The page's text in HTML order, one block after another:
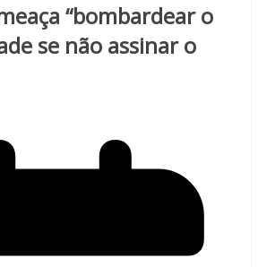
“bombardear o
se não assinar o